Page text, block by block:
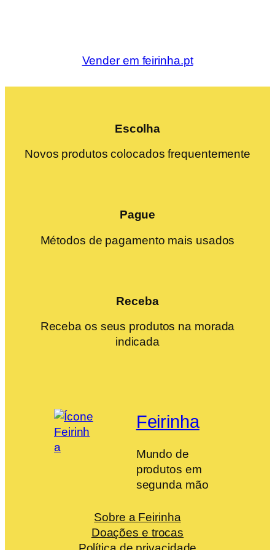
Vender em feirinha.pt
Escolha
Novos produtos colocados frequentemente
Pague
Métodos de pagamento mais usados
Receba
Receba os seus produtos na morada
indicada
Feirinha
Mundo de
produtos em
segunda mão
Sobre a Feirinha
Doações e trocas